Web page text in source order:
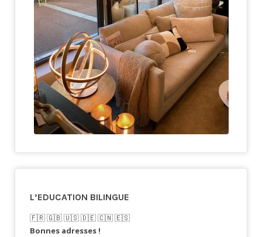
L’EDUCATION BILINGUE
🇫🇷​ 🇬🇧​ 🇺🇸​ 🇩🇪 🇨🇳 🇪🇸​
Bonnes adresses !